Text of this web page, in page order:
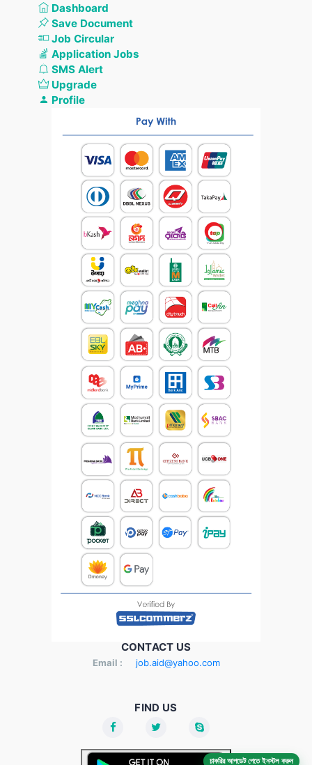
Dashboard
Save Document
Job Circular
Application Jobs
SMS Alert
Upgrade
Profile
CONTACT US
Email : job.aid@yahoo.com
FIND US
চাকরির আপডেট পেতে ইনস্টল করুন